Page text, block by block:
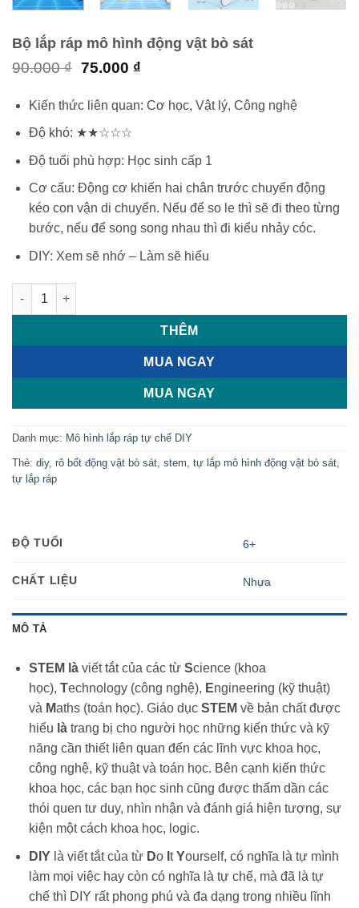
Bộ lắp ráp mô hình động vật bò sát
90.000₫ Giá
là:
90.000 ₫.
75.000 ₫Giá
tại
là:
Kiến thức liên quan: Cơ học, Vật lý, Công nghệ
Độ khó: ★★☆☆☆
Độ tuổi phù hợp: Học sinh cấp 1
Cơ cấu: Động cơ khiến hai chân trước chuyển động
kéo con vận di chuyển. Nếu để so le thì sẽ đi theo từng
bước, nếu để song song nhau thì đi kiểu nhảy cóc.
DIY: Xem sẽ nhớ – Làm sẽ hiểu
Bộ lắp ráp mô hình động vật bò sát số lượng
THÊM
MUA NGAY
MUA NGAY
Danh mục: Mô hình lắp ráp tự chế DIY
Thẻ: diy, rô bốt động vật bò sát stem tự lắp mô hình động vật bò sát
tự lắp ráp
ĐỘ TUỔI 6+
CHẤT LIỆU Nhựa
MÔ TẢ
STEM làviết tắt của các từ Science (khoa
học), Technology (công nghệ), Engineering (kỹ thuật)
và Maths (toán học). Giáo dục STEM về bản chất được
hiểu làtrang bị cho người học những kiến thức và kỹ
năng cần thiết liên quan đến các lĩnh vực khoa học,
công nghệ, kỹ thuật và toán học. Bên cạnh kiến thức
khoa học, các bạn học sinh cũng được thấm dần các
thói quen tư duy, nhìn nhận và đánh giá hiện tượng, sự
kiện một cách khoa học, logic.
DIYlà viết tắt của từ Do tYourself, có nghĩa là tự mình
làm mọi việc hay còn có nghĩa là tự chế, mà đã là tự
chế thì DIY rất phong phú và đa dạng trong nhiều lĩnh